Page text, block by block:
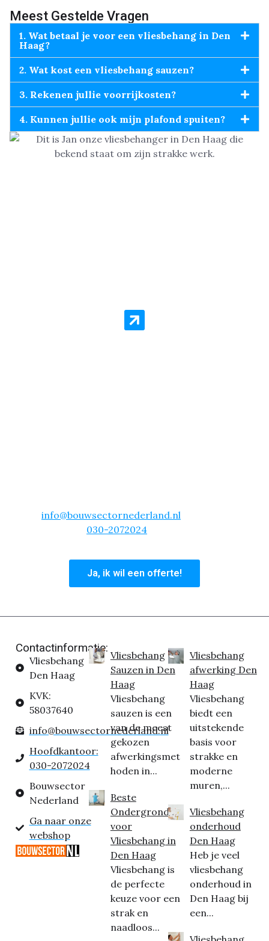
Meest Gestelde Vragen
1. Wat betaal je voor een vliesbehang in Den
Haag?
2. Wat kost een vliesbehang sauzen?
3. Rekenen jullie voorrijkosten?
4. Kunnen jullie ook mijn plafond spuiten?
info@bouwsectornederland.nl
030-2072024
Ja, ik wil een offerte!
Contactinformatie:
Vliesbehang
Den Haag
KVK:
58037640
info@bouwsectornederland.nl
Hoofdkantoor:
030-2072024
Bouwsector
Nederland
Ga naar onze
webshop
Vliesbehang
Sauzen in Den
Haag
Vliesbehang
sauzen is een
van de meest
gekozen
afwerkingsmet
hoden in...
Beste
Ondergrond
voor
Vliesbehang in
Den Haag
Vliesbehang is
de perfecte
keuze voor een
strak en
naadloos...
Vliesbehang
afwerking Den
Haag
Vliesbehang
biedt een
uitstekende
basis voor
strakke en
moderne
muren,...
Vliesbehang
onderhoud
Den Haag
Heb je veel
vliesbehang
onderhoud in
Den Haag bij
een...